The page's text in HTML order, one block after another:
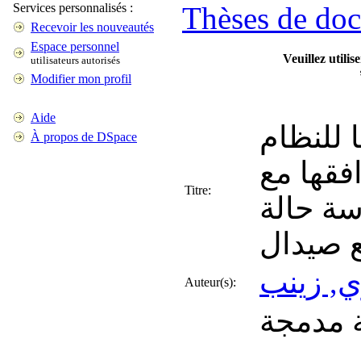
Services personnalisés :
Recevoir les nouveautés
Espace personnel
utilisateurs autorisés
Modifier mon profil
Aide
À propos de DSpace
Thèses de
Veuillez
Titre:
للنظام
مع
حالة
صيدال
Auteur(s): زينب
مدمجة